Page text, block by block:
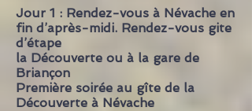
Jour 1 : Rendez-vous à Névache en
fin d’après-midi. Rendez-vous gite
d’étape
la Découverte ou à la gare de
Briançon
Première soirée au gîte de la
Découverte à Névache